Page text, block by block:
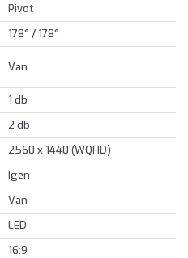
Pivot
178° / 178°
Van
1 db
2 db
2560 x 1440 (WQHD)
Igen
Van
LED
16:9